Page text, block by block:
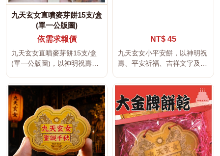
九天玄女直噴麥芽餅15支/盒
(單一公版圖)
依需求報價
九天玄女直噴麥芽餅15支/盒
(單一公版圖)，以神明祝壽、
宮...
NT$ 45
九天玄女小平安餅，以神明祝
壽、平安祈福、吉祥文字及傳
神明聖...